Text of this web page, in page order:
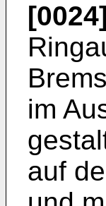
[0024]
im
auf